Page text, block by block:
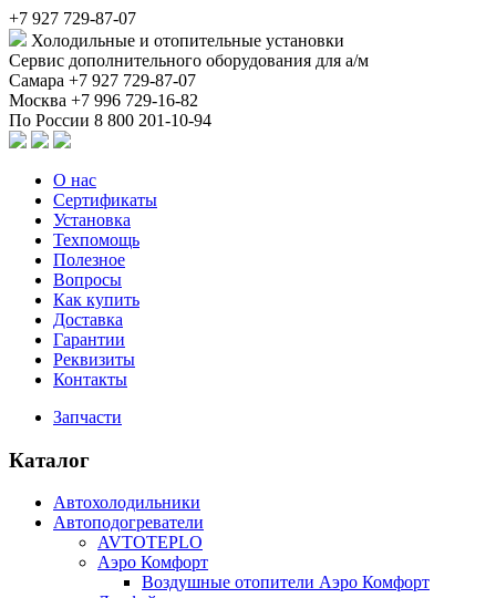
+7 927 729-87-07
Холодильные и отопительные установки
Сервис дополнительного оборудования для а/м
Самара +7 927 729-87-07
Москва +7 996 729-16-82
По России 8 800 201-10-94
О нас
Сертификаты
Установка
Техпомощь
Полезное
Вопросы
Как купить
Доставка
Гарантии
Реквизиты
Контакты
Запчасти
Каталог
Автохолодильники
Автоподогреватели
AVTOTEPLO
Аэро Комфорт
Воздушные отопители Аэро Комфорт